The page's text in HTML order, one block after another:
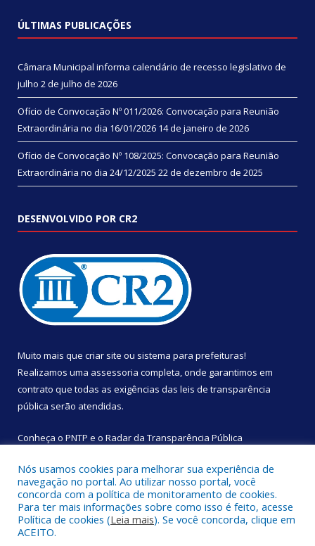
ÚLTIMAS PUBLICAÇÕES
Câmara Municipal informa calendário de recesso legislativo de
julho 2 de julho de 2026
Ofício de Convocação Nº 011/2026: Convocação para Reunião
Extraordinária no dia 16/01/2026 14 de janeiro de 2026
Ofício de Convocação Nº 108/2025: Convocação para Reunião
Extraordinária no dia 24/12/2025 22 de dezembro de 2025
DESENVOLVIDO POR CR2
Muito mais que criar site ou sistema para prefeituras!
Realizamos uma assessoria completa, onde garantimos em
contrato que todas as exigências das leis de transparência
pública serão atendidas.
Conheça o PNTP e o Radar da Transparência Pública
Todos os direitos reservados a Câmara Municipal de São
Sebastião da Boa Vista.
Nós usamos cookies para melhorar sua experiência de
navegação no portal. Ao utilizar nosso portal, você
concorda com a política de monitoramento de cookies.
Para ter mais informações sobre como isso é feito, acesse
Política de cookies (Leia mais). Se você concorda, clique em
ACEITO.